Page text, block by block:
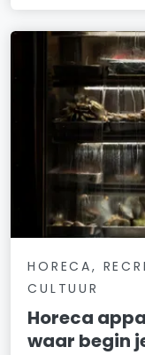
HORECA,
CULTUUR
Horeca
waar begin